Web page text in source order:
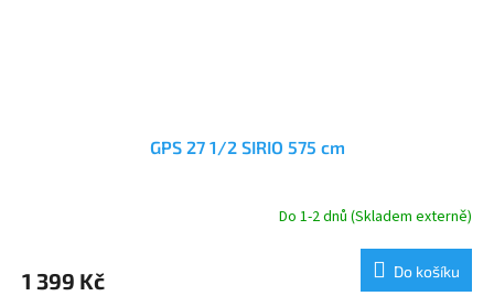
GPS 27 1/2 SIRIO 575 cm
Do 1-2 dnů (Skladem externě)
1 399 Kč Do košíku